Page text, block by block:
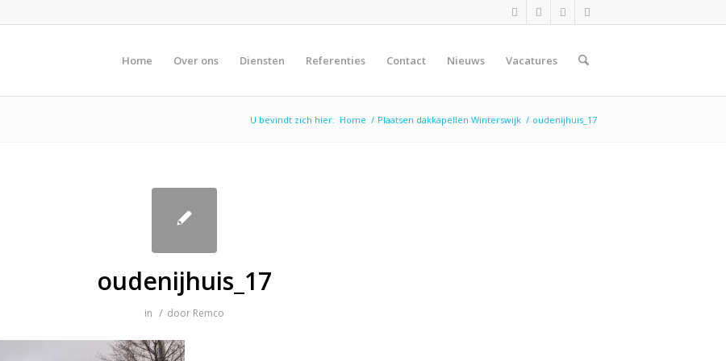
Home Over ons Diensten Referenties Contact Nieuws Vacatures
U bevindt zich hier: Home / Plaatsen dakkapellen Winterswijk / oudenijhuis_17
oudenijhuis_17
in / door Remco